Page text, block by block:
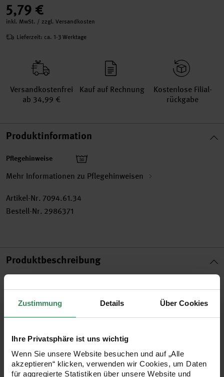
Zustimmung Details Über Cookies
Ihre Privatsphäre ist uns wichtig
Wenn Sie unsere Website besuchen und auf „Alle
akzeptieren“ klicken, verwenden wir Cookies, um Daten
für aggregierte Statistiken über unsere Website und
5,79 €
inkl. MwSt. / zzgl. Versandkosten
Lieferzeit: ca. 1-3 Werktage
Versand­kosten­frei
ab 34,99 €
Kauf auf Rechnung
Kosten­lose Filial­
rückgabe
Produktinformation
Pflegehinweise
Mehr Informationen zu Pflegehinweisen
Artikel-Nr. 7094.61.34
Bestell-Nr. 2986371
Produktbeschreibung
Buchstaben-Designs für individuelle Schriftzüge – mit den
auswählen und mit Hilfe der speziellen Transferfolie auf das
gewünschte Kleidungsstück aufbügeln. Fertig ist Ihr
Designerstück!